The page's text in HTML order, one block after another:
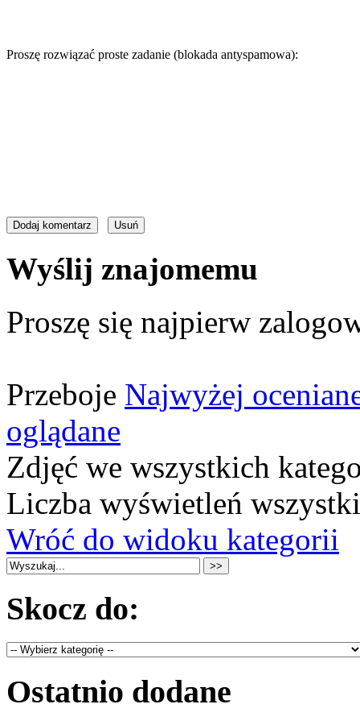
Proszę rozwiązać proste zadanie (blokada antyspamowa):
Wyślij znajomemu
Proszę się najpierw
Przeboje Najwyżej
oglądane
Zdjęć we wszystkich
Liczba wyświetleń
Wróć do widoku kategorii
Skocz do:
Ostatnio dodane